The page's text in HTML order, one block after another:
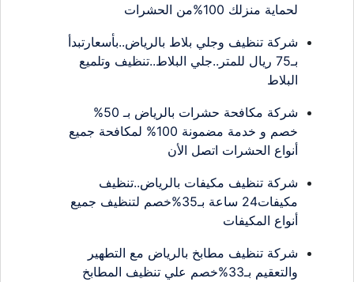
لحماية منزلك 100%من الحشرات
شركة تنظيف وجلي بلاط بالرياض..بأسعارتبدأ
بـ75 ريال للمتر..جلي البلاط..تنظيف وتلميع
البلاط
شركة مكافحة حشرات بالرياض بـ 50%
خصم و خدمة مضمونة 100% لمكافحة جميع
أنواع الحشرات اتصل الأن
شركة تنظيف مكيفات بالرياض..تنظيف
مكيفات24 ساعة بـ35%خصم لتنظيف جميع
أنواع المكيفات
شركة تنظيف مطابخ بالرياض مع التطهير
والتعقيم بـ33%خصم علي تنظيف المطابخ